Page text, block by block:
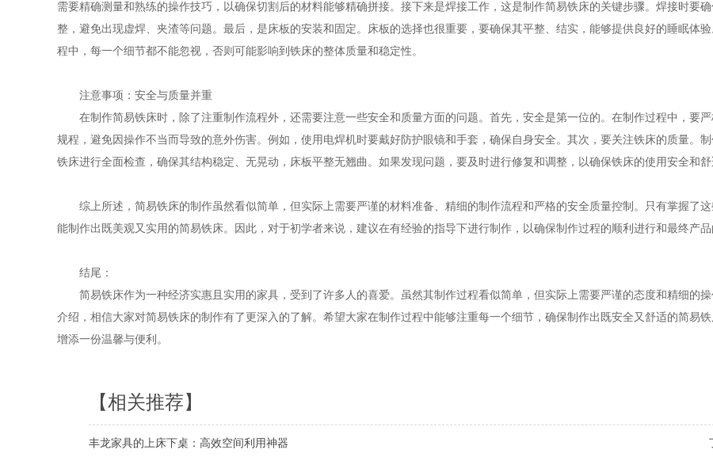
需要精确测量和熟练的操作技巧，以确保切割后的材料能够精确拼接。接下来是焊接工作，这是制作简易铁床的关键步骤。焊接时要
整，避免出现虚焊、夹渣等问题。最后，是床板的安装和固定。床板的选择也很重要，要确保其平整、结实，能够提供良好的睡眠体
程中，每一个细节都不能忽视，否则可能影响到铁床的整体质量和稳定性。
注意事项：安全与质量并重
在制作简易铁床时，除了注重制作流程外，还需要注意一些安全和质量方面的问题。首先，安全是第一位的。在制作过程中，要
规程，避免因操作不当而导致的意外伤害。例如，使用电焊机时要戴好防护眼镜和手套，确保自身安全。其次，要关注铁床的质量。
铁床进行全面检查，确保其结构稳定、无晃动，床板平整无翘曲。如果发现问题，要及时进行修复和调整，以确保铁床的使用安全和舒
综上所述，简易铁床的制作虽然看似简单，但实际上需要严谨的材料准备、精细的制作流程和严格的安全质量控制。只有掌握了
能制作出既美观又实用的简易铁床。因此，对于初学者来说，建议在有经验的指导下进行制作，以确保制作过程的顺利进行和最终产品
结尾：
简易铁床作为一种经济实惠且实用的家具，受到了许多人的喜爱。虽然其制作过程看似简单，但实际上需要严谨的态度和精细的
介绍，相信大家对简易铁床的制作有了更深入的了解。希望大家在制作过程中能够注重每一个细节，确保制作出既安全又舒适的简易
增添一份温馨与便利。
【相关推荐】
丰龙家具的上床下桌：高效空间利用神器